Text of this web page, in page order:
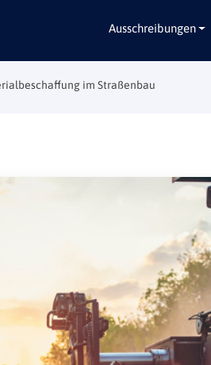
Ausschreibungen
Alle Bundesländer
Hamburg
Mecklenburg-
Niedersachsen
Nordrhein-
im Straßenbau